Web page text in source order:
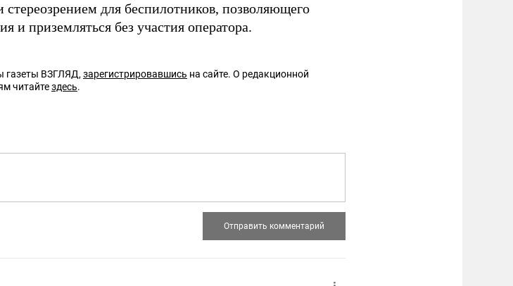
для беспилотников, позволяющего
и приземляться без участия оператора.
газеты ВЗГЛЯД,зарегистрировавшись на сайте. О редакционной
читайтездесь.